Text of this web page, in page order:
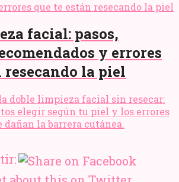
facial: pasos,
y errores
resecando la piel
doble limpieza facial sin resecar:
elegir según tu piel y los errores
dañan la barrera cutánea.